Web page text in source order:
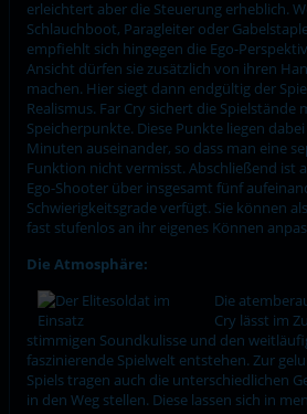
erleichtert aber die Steuerung erheblich.
Schlauchboot, Paragleiter oder
empfiehlt sich hingegen die Ego-
Ansicht dürfen sie zusätzlich von ihren
machen. Hier siegt dann endgültig der
Realismus. Far Cry sichert die Spielstände
Speicherpunkte. Diese Punkte liegen
Minuten auseinander, so dass man eine
Funktion nicht vermisst. Abschließend ist
Ego-Shooter über insgesamt fünf
Schwierigkeitsgrade verfügt. Sie können
fast stufenlos an ihr eigenes Können
Die Atmosphäre:
Die
Cry lässt im
stimmigen Soundkulisse und den
faszinierende Spielwelt entstehen. Zur
Spiels tragen auch die unterschiedlichen
in den Weg stellen. Diese lassen sich in